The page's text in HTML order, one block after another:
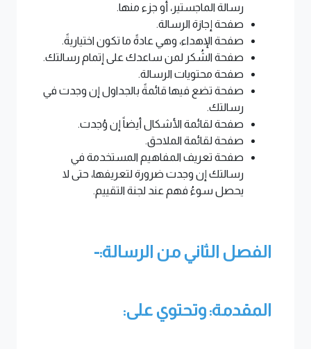
رسالة الماجستير، أو جزء منها.
صفحة إجازة الرسالة.
صفحة الإهداء، وهي عادةً ما تكون اختياريةً.
صفحة الشُكر لمن ساعدك على إتمام رسالتك.
صفحة محتويات الرسالة.
صفحة تضع فيها قائمةً بالجداول إن وجدت في
رسالتك.
صفحة لقائمة الأشكال أيضاً إن وُجدت.
صفحة لقائمة الملاحق.
صفحة تعريف المفاهيم المستخدمة في
رسالتك إن وجدت ضرورة لتعريفها، حتى لا
يحصل سوءُ فهم عند لجنة التقييم.
الفصل الثاني من الرسالة:-
المقدمة: وتحتوي على: